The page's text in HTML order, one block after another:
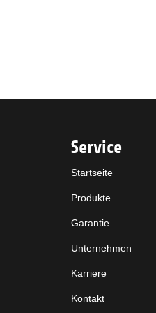
Service
Startseite
Produkte
Garantie
Unternehmen
Karriere
Kontakt